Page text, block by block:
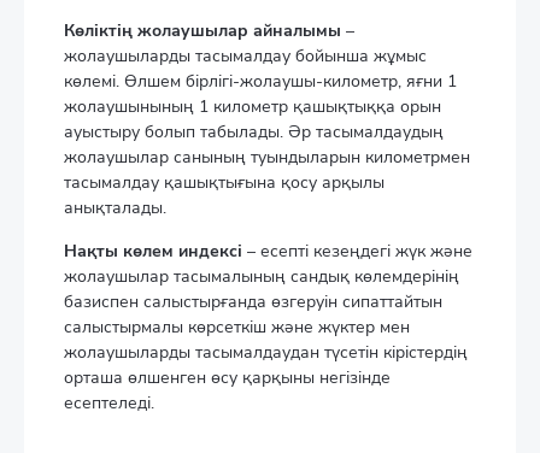
Көліктің жолаушылар айналымы –
жолаушыларды тасымалдау бойынша жұмыс
көлемі. Өлшем бірлігі-жолаушы-километр, яғни 1
жолаушынының 1 километр қашықтыққа орын
ауыстыру болып табылады. Әр тасымалдаудың
жолаушылар санының туындыларын километрмен
тасымалдау қашықтығына қосу арқылы
анықталады.
Нақты көлем индексі – есепті кезеңдегі жүк және
жолаушылар тасымалының сандық көлемдерінің
базиспен салыстырғанда өзгеруін сипаттайтын
салыстырмалы көрсеткіш және жүктер мен
жолаушыларды тасымалдаудан түсетін кірістердің
орташа өлшенген өсу қарқыны негізінде
есептеледі.